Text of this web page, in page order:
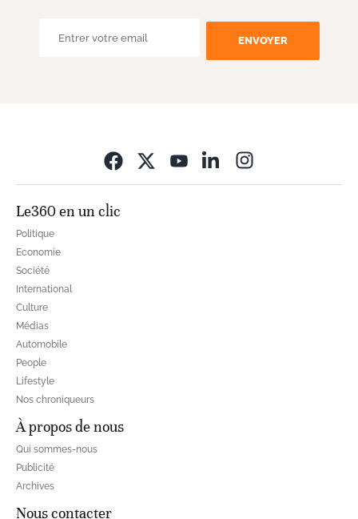
ENVOYER
Le360 en un clic
Politique
Economie
Société
International
Culture
Médias
Automobile
People
Lifestyle
Nos chroniqueurs
À propos de nous
Qui sommes-nous
Publicité
Archives
Nous contacter